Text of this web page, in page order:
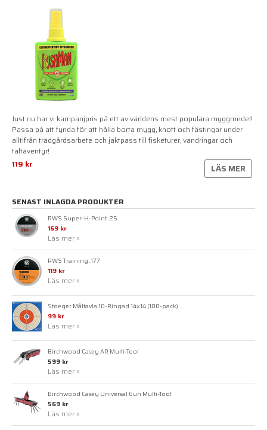
Just nu har vi kampanjpris på ett av världens mest populära myggmedel!
Passa på att fynda för att hålla borta mygg, knott och fästingar under
alltifrån trädgårdsarbete och jaktpass till fisketurer, vandringar och
tältäventyr!
119 kr
LÄS MER
SENAST INLAGDA PRODUKTER
RWS Super-H-Point .25
169 kr
Läs mer »
RWS Training .177
119 kr
Läs mer »
Stoeger Måltavla 10-Ringad 14x14 (100-pack)
99 kr
Läs mer »
Birchwood Casey AR Multi-Tool
599 kr
Läs mer »
Birchwood Casey Universal Gun Multi-Tool
569 kr
Läs mer »